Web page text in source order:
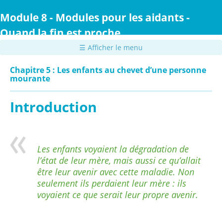
au
principal
Module 8 - Modules pour les aidants -
Quand la fin est proche
☰ Afficher le menu
Chapitre 5 : Les enfants au chevet d’une personne
mourante
Introduction
Les enfants voyaient la dégradation de
l’état de leur mère, mais aussi ce qu’allait
être leur avenir avec cette maladie. Non
seulement ils perdaient leur mère : ils
voyaient ce que serait leur propre avenir.